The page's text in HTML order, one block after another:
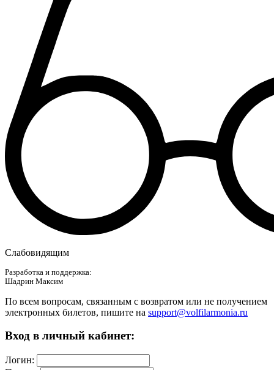
Слабовидящим
Разработка и поддержка:
Шадрин Максим
По всем вопросам, связанным с возвратом или не получением
электронных билетов, пишите на support@volfilarmonia.ru
Вход в личный кабинет:
Логин: